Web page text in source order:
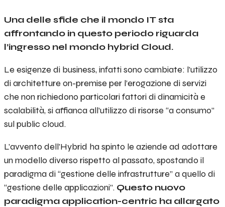
Una delle sfide che il mondo IT sta
affrontando in questo periodo riguarda
l’ingresso nel mondo hybrid Cloud.
Le esigenze di business, infatti sono cambiate: l’utilizzo
di architetture on-premise per l’erogazione di servizi
che non richiedono particolari fattori di dinamicità e
scalabilità, si affianca all’utilizzo di risorse “a consumo”
sul public cloud.
L’avvento dell’Hybrid ha spinto le aziende ad adottare
un modello diverso rispetto al passato, spostando il
paradigma di “gestione delle infrastrutture” a quello di
“gestione delle applicazioni”. Questo nuovo
paradigma application-centric ha allargato